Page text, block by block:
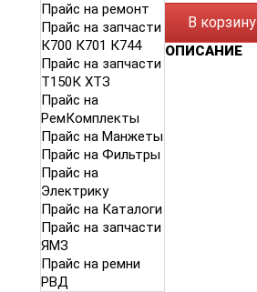
Прайс на ремонт
Прайс на запчасти
К700 К701 К744
Прайс на запчасти
Т150К ХТЗ
Прайс на
РемКомплекты
Прайс на Манжеты
Прайс на Фильтры
Прайс на
Электрику
Прайс на Каталоги
Прайс на запчасти
ЯМЗ
Прайс на ремни
РВД
В корзину
ОПИСАНИЕ